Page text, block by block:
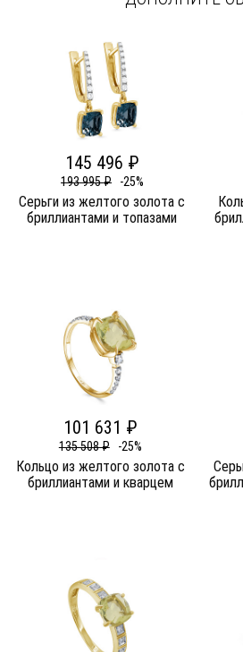
145 496 ₽
193 995 ₽ -25%
Серьги из желтого золота c
бриллиантами и топазами
101 631 ₽
135 508 ₽ -25%
Кольцо из желтого золота c
бриллиантами и кварцем